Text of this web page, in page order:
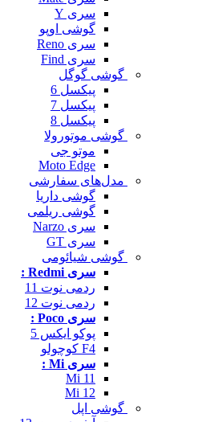
سری Y
گوشی اوپو
سری Reno
سری Find
گوشی گوگل
پیکسل 6
پیکسل 7
پیکسل 8
گوشی موتورولا
موتو جی
Moto Edge
مدل‌های سفارشی
گوشی داریا
گوشی ریلمی
سری Narzo
سری GT
گوشی شیائومی
سری Redmi :
ردمی نوت 11
ردمی نوت 12
سری Poco :
پوکو ایکس 5
F4 کوچولو
سری Mi :
Mi 11
Mi 12
گوشی اپل